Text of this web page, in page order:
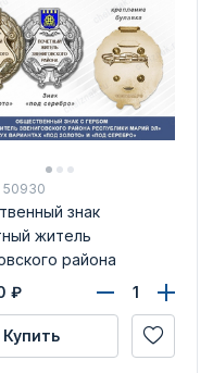
50930
знак
житель
района
Марий Эл»
₽
Купить